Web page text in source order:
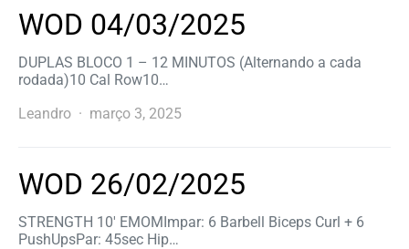
WOD 04/03/2025
DUPLAS BLOCO 1 – 12 MINUTOS (Alternando a cada
rodada)10 Cal Row10…
Leandro
março 3, 2025
WOD 26/02/2025
STRENGTH 10′ EMOMImpar: 6 Barbell Biceps Curl + 6
PushUpsPar: 45sec Hip…